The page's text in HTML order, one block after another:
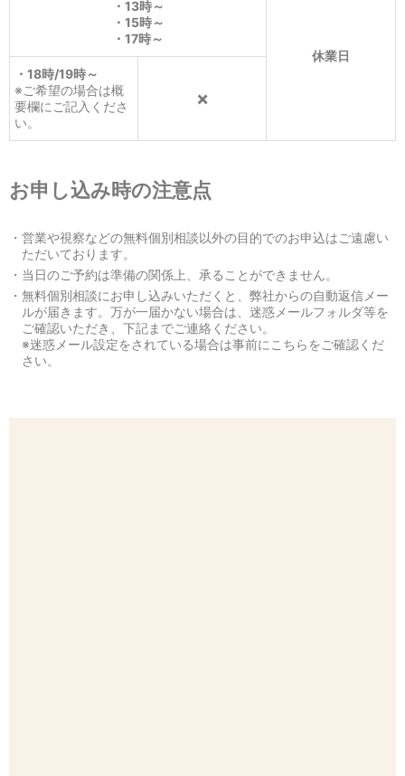
・13時～
・15時～
・17時～
休業日
・18時/19時～
※ご希望の場合は概
要欄にご記入くださ
い。
×
お申し込み時の注意点
・営業や視察などの無料個別相談以外の目的でのお申込はご遠慮い
ただいております。
・当日のご予約は準備の関係上、承ることができません。
・無料個別相談にお申し込みいただくと、弊社からの自動返信メー
ルが届きます。万が一届かない場合は、迷惑メールフォルダ等を
ご確認いただき、下記までご連絡ください。
※迷惑メール設定をされている場合は事前にこちらをご確認くだ
さい。